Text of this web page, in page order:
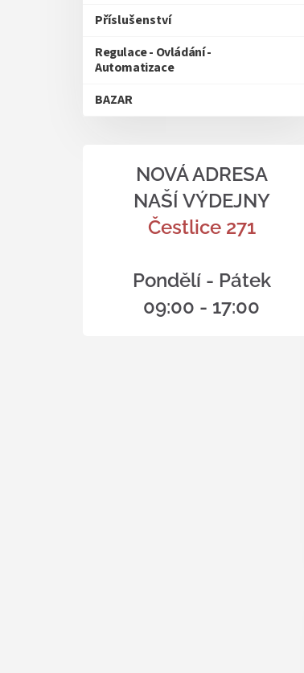
Příslušenství
Regulace - Ovládání -
Automatizace
BAZAR
NOVÁ ADRESA
NAŠÍ VÝDEJNY
Čestlice 271
Pondělí - Pátek
09:00 - 17:00